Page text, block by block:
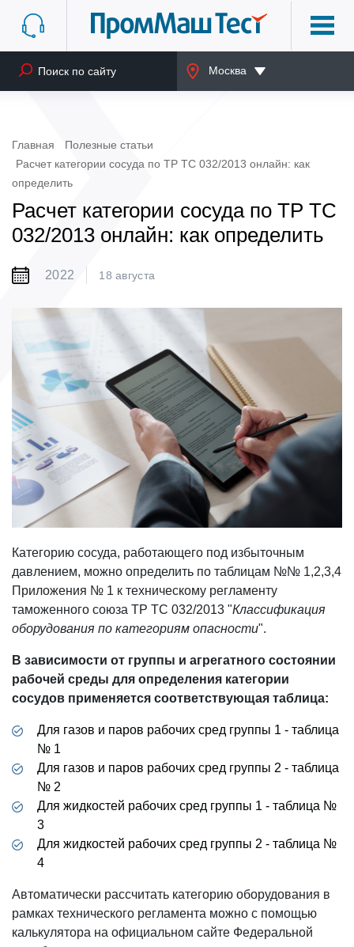
Москва
Главная
Полезные статьи
Расчет категории сосуда по ТР ТС 032/2013 онлайн: как
определить
Расчет категории сосуда по ТР ТС
032/2013 онлайн: как определить
2022 18 августа
Категорию сосуда, работающего под избыточным
давлением, можно определить по таблицам №№ 1,2,3,4
Приложения № 1 к техническому регламенту
таможенного союза ТР ТС 032/2013 "Классификация
оборудования по категориям опасности".
В зависимости от группы и агрегатного состоянии
рабочей среды для определения категории
сосудов применяется соответствующая таблица:
Для газов и паров рабочих сред группы 1 - таблица
№ 1
Для газов и паров рабочих сред группы 2 - таблица
№ 2
Для жидкостей рабочих сред группы 1 - таблица №
3
Для жидкостей рабочих сред группы 2 - таблица №
4
Автоматически рассчитать категорию оборудования в
рамках технического регламента можно с помощью
калькулятора на официальном сайте Федеральной